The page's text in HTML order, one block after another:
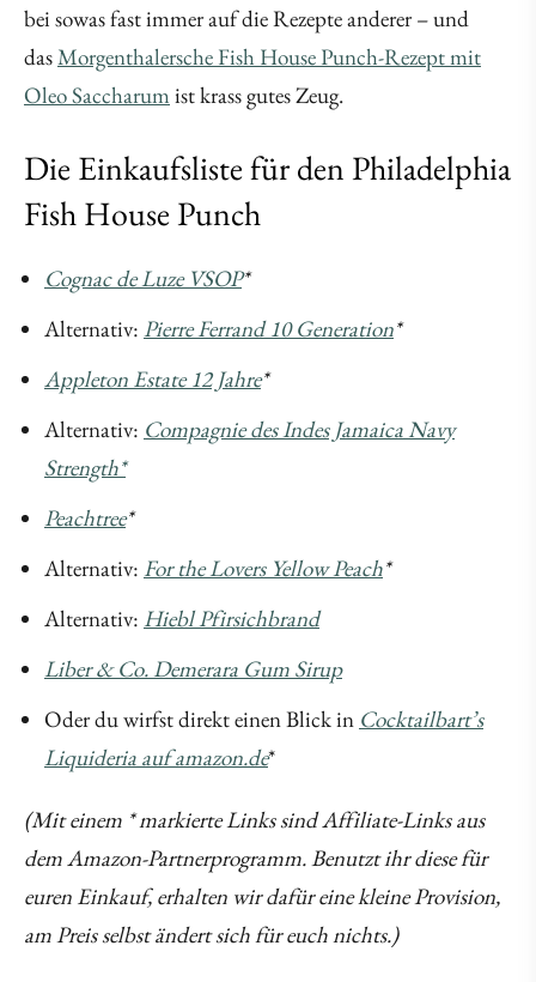
bei sowas fast immer auf die Rezepte anderer – und
dasMorgenthalersche Fish House Punch-Rezept mit
Oleo Saccharum ist krass gutes Zeug.
Die Einkaufsliste für den Philadelphia
Fish House Punch
Cognac de Luze VSOP*
Alternativ: Pierre Ferrand 10 Generation*
Appleton Estate 12 Jahre*
Alternativ: Compagnie des Indes Jamaica Navy
Strength*
Peachtree*
Alternativ: For the Lovers Yellow Peach*
Alternativ: Hiebl Pfirsichbrand
Liber & Co. Demerara Gum Sirup
Oder du wirfst direkt einen Blick in Cocktailbart’s
Liquideria auf amazon.de*
(Mit einem * markierte Links sind Affiliate-Links aus
dem Amazon-Partnerprogramm. Benutzt ihr diese für
euren Einkauf, erhalten wir dafür eine kleine Provision,
am Preis selbst ändert sich für euch nichts.)